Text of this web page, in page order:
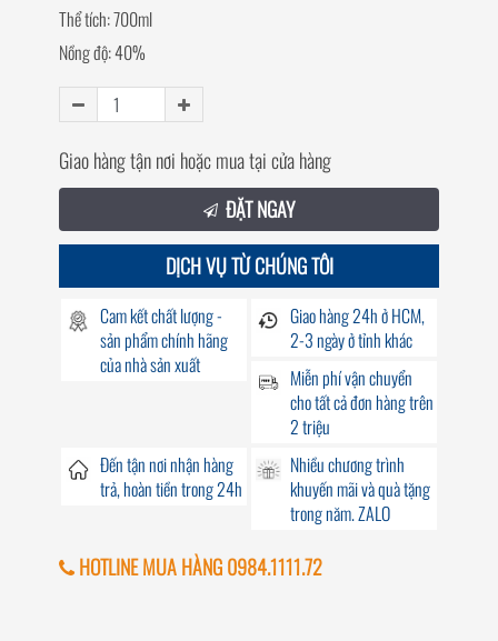
Thể tích: 700ml
Nồng độ: 40%
Giao hàng tận nơi hoặc mua tại cửa hàng
ĐẶT NGAY
DỊCH VỤ TỪ CHÚNG TÔI
Cam kết chất lượng -
sản phẩm chính hãng
của nhà sản xuất
Giao hàng24hở HCM,
2-3 ngày ở tỉnh khác
Miễn phí vận chuyển
cho tất cả đơn hàng trên
2 triệu
Đếntận nơinhận hàng
trả, hoàn tiền trong24h
Nhiều chương trình
khuyến mãivà quà tặng
trong năm. ZALO
HOTLINE MUA HÀNG 0984.1111.72